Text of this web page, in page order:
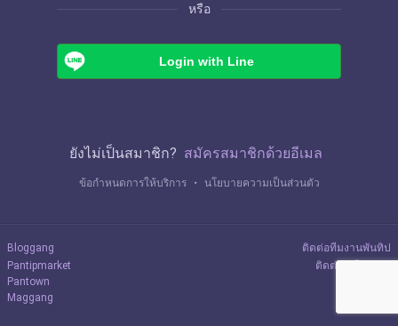
หรือ
Login with Line
ยังไม่เป็นสมาชิก? สมัครสมาชิกด้วยอีเมล
ข้อกำหนดการให้บริการ ・ นโยบายความเป็นส่วนตัว
Bloggang
Pantipmarket
Pantown
Maggang
ติดต่อทีมงานพันทิป
ติดต่อลงโฆษณา